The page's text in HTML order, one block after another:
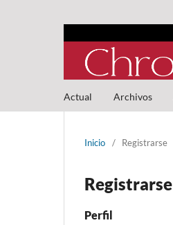
Actual Archivos
Inicio / Registrarse
Registrarse
Perfil